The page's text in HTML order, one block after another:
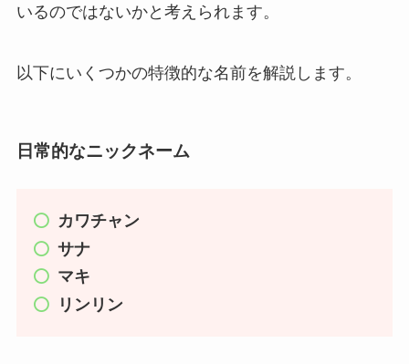
いるのではないかと考えられます。
以下にいくつかの特徴的な名前を解説します。
日常的なニックネーム
カワチャン
サナ
マキ
リンリン